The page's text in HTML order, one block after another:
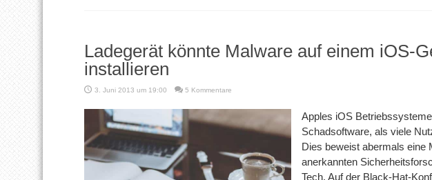
Ladegerät könnte Malware auf einem iOS-
installieren
3. Juni 2013 um 19:00 5 Kommentare
Apples iOS
Schadsoftware, als viele
Dies beweist abermals eine
anerkannten
Tech. Auf der Black-Hat-